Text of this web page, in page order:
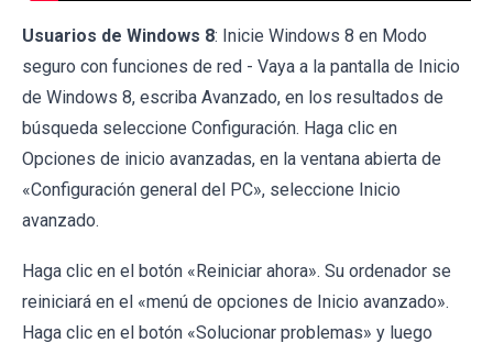
Usuarios de Windows 8: Inicie Windows 8 en Modo
seguro con funciones de red - Vaya a la pantalla de Inicio
de Windows 8, escriba Avanzado, en los resultados de
búsqueda seleccione Configuración. Haga clic en
Opciones de inicio avanzadas, en la ventana abierta de
«Configuración general del PC», seleccione Inicio
avanzado.
Haga clic en el botón «Reiniciar ahora». Su ordenador se
reiniciará en el «menú de opciones de Inicio avanzado».
Haga clic en el botón «Solucionar problemas» y luego